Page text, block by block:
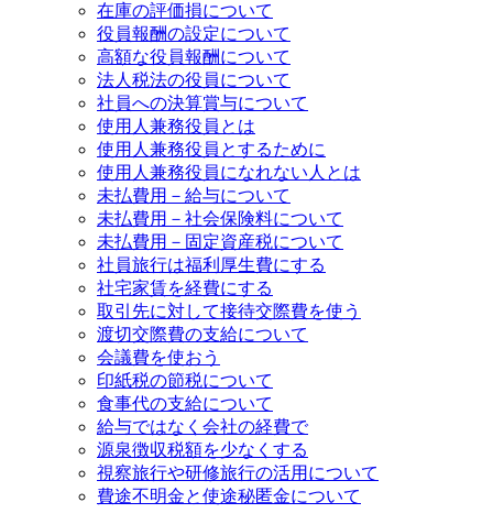
在庫の評価損について
役員報酬の設定について
高額な役員報酬について
法人税法の役員について
社員への決算賞与について
使用人兼務役員とは
使用人兼務役員とするために
使用人兼務役員になれない人とは
未払費用－給与について
未払費用－社会保険料について
未払費用－固定資産税について
社員旅行は福利厚生費にする
社宅家賃を経費にする
取引先に対して接待交際費を使う
渡切交際費の支給について
会議費を使おう
印紙税の節税について
食事代の支給について
給与ではなく会社の経費で
源泉徴収税額を少なくする
視察旅行や研修旅行の活用について
費途不明金と使途秘匿金について